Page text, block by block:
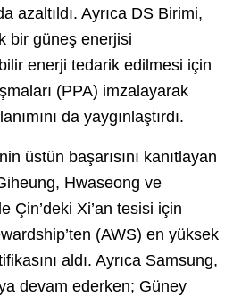
azaltıldı. Ayrıca DS Birimi,
bir güneş enerjisi
enerji tedarik edilmesi için
(PPA) imzalayarak
da yaygınlaştırdı.
üstün başarısını kanıtlayan
Hwaseong ve
Çin’deki Xi’an tesisi için
(AWS) en yüksek
aldı. Ayrıca Samsung,
devam ederken; Güney